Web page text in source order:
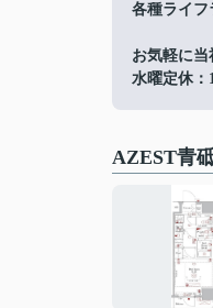
各種ライフ
お気軽に当
水曜定休：
AZEST青